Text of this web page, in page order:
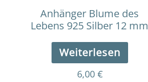
Anhänger Blume des
Lebens 925 Silber 12 mm
Weiterlesen
6,00 €